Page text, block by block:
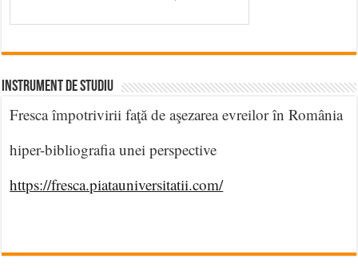
INSTRUMENT DE STUDIU
Fresca împotrivirii faţă de aşezarea evreilor în România
hiper-bibliografia unei perspective
https://fresca.piatauniversitatii.com/